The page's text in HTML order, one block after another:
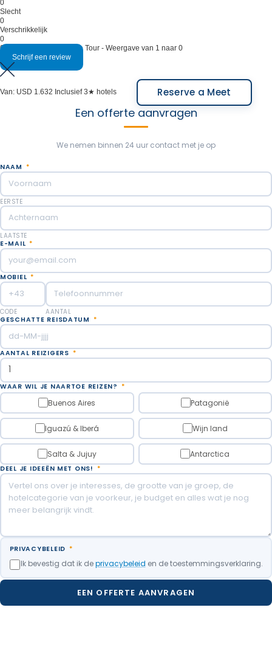
Maaltijden inbegrepen: Ontbijt, Lunchpakket.
Maaltijden inbegrepen: Ontbijt, Lunchpakket.
0
Slecht
0
Verschrikkelijk
0
0 beoordelingen op deze Tour - Weergave van 1 naar 0
Schrijf een review
Van: USD 1.632 Inclusief 3★ hotels Reserve a Meet
Een offerte aanvragen
We nemen binnen 24 uur contact met je op
NAAM *
EERSTE
LAATSTE
E-MAIL *
MOBIEL *
CODE
AANTAL
GESCHATTE REISDATUM *
AANTAL REIZIGERS *
WAAR WIL JE NAARTOE REIZEN? *
Buenos Aires Patagonië
Iguazú & Iberá Wijn land
Salta & Jujuy Antarctica
DEEL JE IDEEËN MET ONS! *
PRIVACYBELEID *
Ik bevestig dat ik deprivacybeleid en de toestemmingsverklaring.
EEN OFFERTE AANVRAGEN